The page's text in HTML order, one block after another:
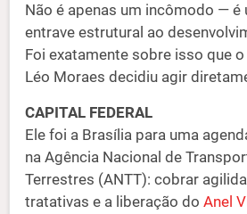
Não é apenas um incômodo — é
entrave estrutural ao
Foi exatamente sobre isso que
Léo Moraes decidiu agir
CAPITAL FEDERAL
Ele foi a Brasília para uma
na Agência Nacional de
Terrestres (ANTT): cobrar
tratativas e a liberação doAnel